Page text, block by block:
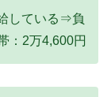
している⇒負
：2万4,600円